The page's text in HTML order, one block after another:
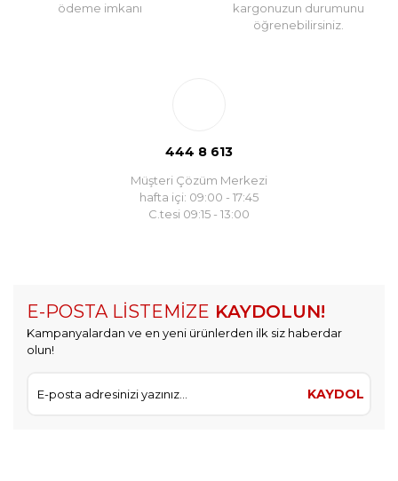
ödeme imkanı
kargonuzun durumunu
öğrenebilirsiniz.
444 8 613
Müşteri Çözüm Merkezi
hafta içi: 09:00 - 17:45
C.tesi 09:15 - 13:00
E-POSTA LİSTEMİZE KAYDOLUN!
Kampanyalardan ve en yeni ürünlerden ilk siz haberdar
olun!
KAYDOL